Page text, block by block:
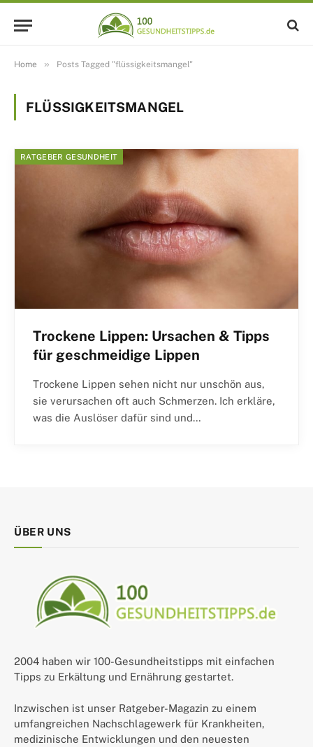
Home » Posts Tagged "flüssigkeitsmangel"
FLÜSSIGKEITSMANGEL
RATGEBER GESUNDHEIT
Trockene Lippen: Ursachen & Tipps
für geschmeidige Lippen
Trockene Lippen sehen nicht nur unschön aus,
sie verursachen oft auch Schmerzen. Ich erkläre,
was die Auslöser dafür sind und…
ÜBER UNS
2004 haben wir 100-Gesundheitstipps mit einfachen
Tipps zu Erkältung und Ernährung gestartet.
Inzwischen ist unser Ratgeber-Magazin zu einem
umfangreichen Nachschlagewerk für Krankheiten,
medizinische Entwicklungen und den neuesten